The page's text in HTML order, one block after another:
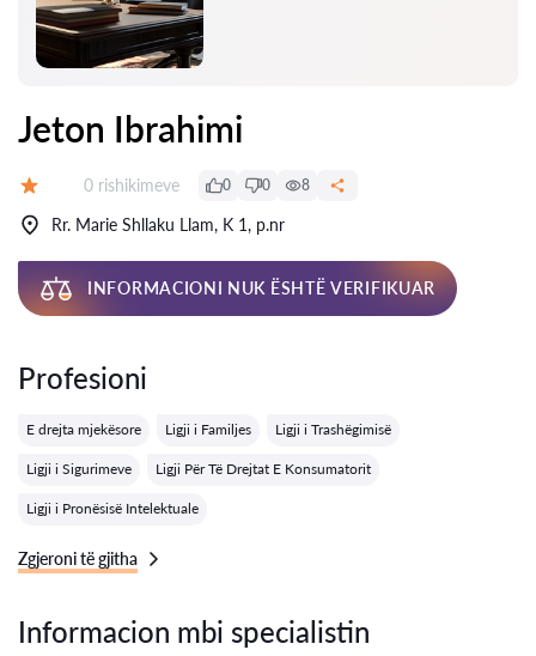
Jeton Ibrahimi
Rishikime:
0 rishikimeve 0 0 8
Rr. Marie Shllaku Llam, K 1, p.nr
INFORMACIONI NUK ËSHTË VERIFIKUAR
Profesioni
E drejta mjekësore Ligji i Familjes Ligji i Trashëgimisë
Ligji i Sigurimeve Ligji Për Të Drejtat E Konsumatorit
Ligji i Pronësisë Intelektuale
Zgjeroni të gjitha
Informacion mbi specialistin